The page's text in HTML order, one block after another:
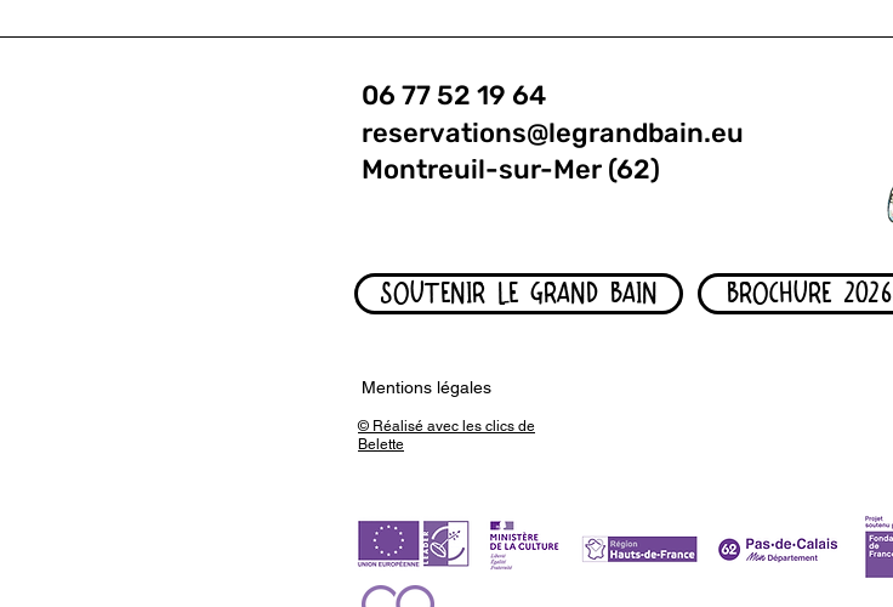
06 77 52 19 64
reservations@legrandbain.eu
Montreuil-sur-Mer (62)
SOUTENIR LE GRAND BAIN BROCHURE 2026
Mentions légales
© Réalisé avec les clics de
Belette